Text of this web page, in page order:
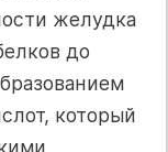
желудка
до
который